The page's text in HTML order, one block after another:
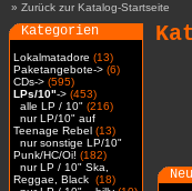
» Zurück zur Katalog-Startseite
Kategorien
Lokalmatadore (13)
Paketangebote-> (6)
CDs-> (595)
LPs/10"-> (453)
alle LP / 10" (216)
nur LP/10" auf
Teenage Rebel (13)
nur sonstige LP/10"
Punk/HC/Oi! (182)
nur LP / 10" Ska,
Reggae, Black (18)